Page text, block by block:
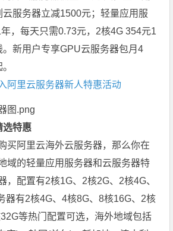
云服务器立减1500元；轻量应用服
，每天只需0.73元，2核4G 354元1
新用户专享GPU云服务器包月4
阿里云服务器新人特惠活动
图.png
选特惠
买阿里云海外云服务器，那么你在
域的轻量应用服务器和云服务器特
，配置有2核1G、2核2G、2核4G、
器有2核4G、4核8G、8核16G、2核
等热门配置可选，海外地域包括